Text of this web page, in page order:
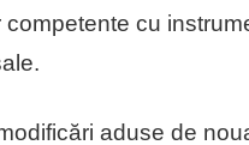
cu
aduse de